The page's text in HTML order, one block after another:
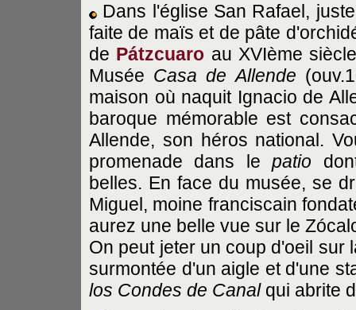
Dans l'église San Rafael,
faite de maïs et de pâte
de Pátzcuaro au XVIème
Musée Casa de Allende
maison où naquit Ignacio de
baroque mémorable est
Allende, son héros national.
promenade dans lepatio
belles. En face du musée, se
Miguel, moine franciscain
aurez une belle vue sur le
On peut jeter un coup d'oeil sur
surmontée d'un aigle et d'une
los Condes de Canalqui abrite